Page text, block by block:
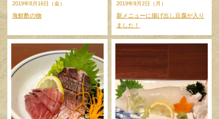
2019年8月16日（金）
海鮮酢の物
2019年9月2日（月）
新メニューに揚げ出し豆腐が入り
ました！